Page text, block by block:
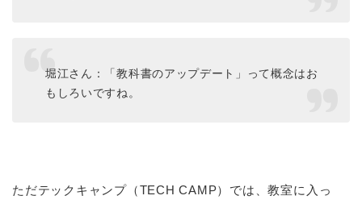
堀江さん：「教科書のアップデート」って概念はお
もしろいですね。
ただテックキャンプ（TECH CAMP）では、教室に入っ